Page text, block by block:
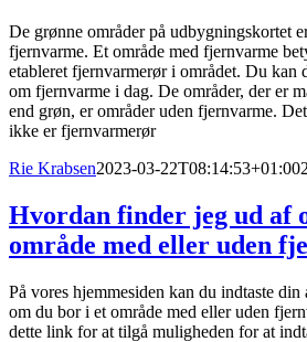
De grønne områder på udbygningskortet
fjernvarme. Et område med fjernvarme
etableret fjernvarmerør i området. Du kan
om fjernvarme i dag. De områder, der er
end grøn, er områder uden fjernvarme.
ikke er fjernvarmerør
Rie Krabsen2023-03-22T08:14:53+01:00
Hvordan finder jeg ud af
område med eller uden
På vores hjemmesiden kan du indtaste
om du bor i et område med eller uden
dette link for at tilgå muligheden for at